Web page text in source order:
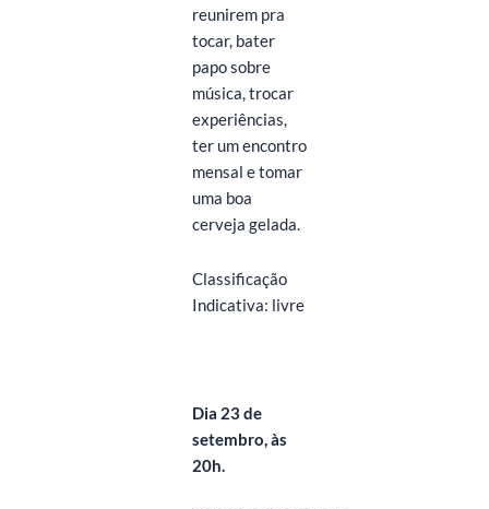
reunirem pra
tocar, bater
papo sobre
música, trocar
experiências,
ter um encontro
mensal e tomar
uma boa
cerveja gelada.
Classificação
Indicativa: livre
Dia 23 de
setembro, às
20h.